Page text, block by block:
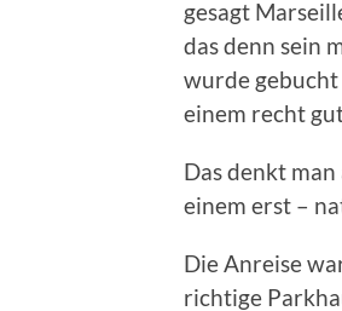
gesagt
das denn sein
wurde gebucht
einem recht
Das denkt
einem erst –
Die Anreise
richtige